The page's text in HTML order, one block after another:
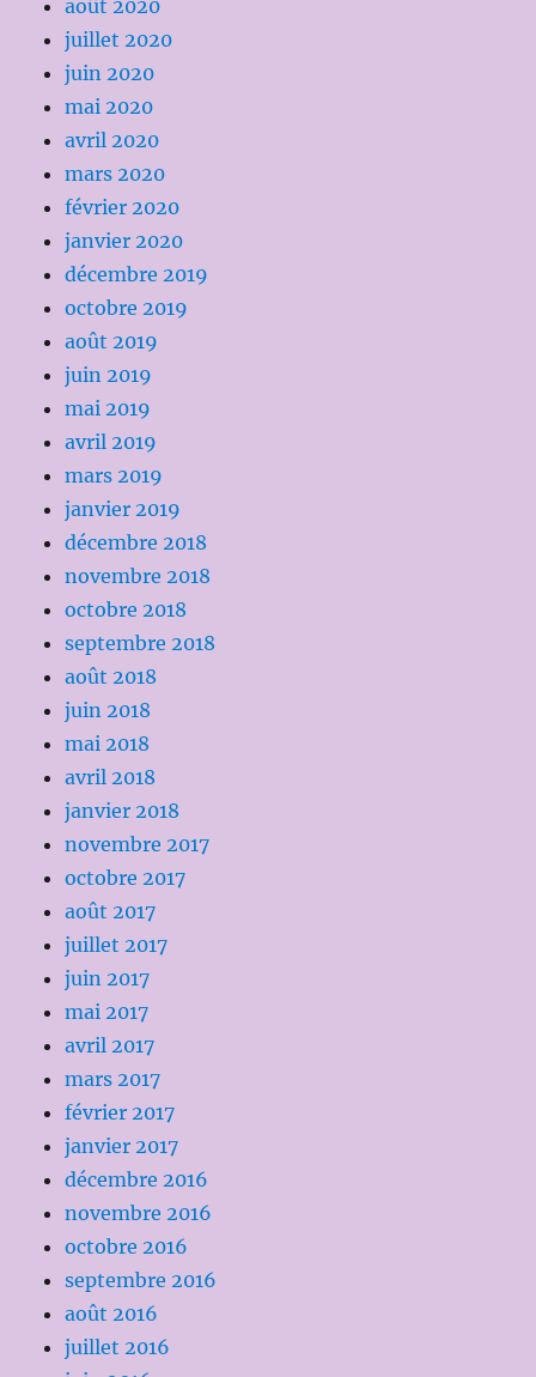
août 2020
juillet 2020
juin 2020
mai 2020
avril 2020
mars 2020
février 2020
janvier 2020
décembre 2019
octobre 2019
août 2019
juin 2019
mai 2019
avril 2019
mars 2019
janvier 2019
décembre 2018
novembre 2018
octobre 2018
septembre 2018
août 2018
juin 2018
mai 2018
avril 2018
janvier 2018
novembre 2017
octobre 2017
août 2017
juillet 2017
juin 2017
mai 2017
avril 2017
mars 2017
février 2017
janvier 2017
décembre 2016
novembre 2016
octobre 2016
septembre 2016
août 2016
juillet 2016